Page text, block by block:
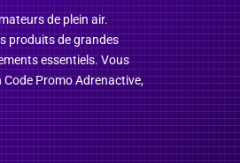
de plein air.
produits de grandes
essentiels. Vous
Promo Adrenactive,